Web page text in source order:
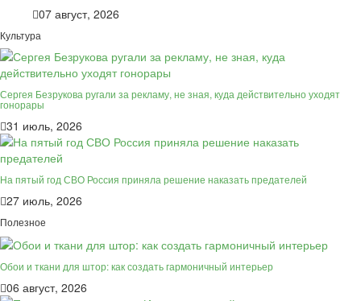
07 август, 2026
Культура
Сергея Безрукова ругали за рекламу, не зная, куда действительно уходят
гонорары
31 июль, 2026
На пятый год СВО Россия приняла решение наказать предателей
27 июль, 2026
Полезное
Обои и ткани для штор: как создать гармоничный интерьер
06 август, 2026